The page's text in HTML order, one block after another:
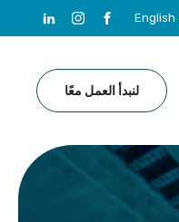
English
لنبدأ العمل معًا